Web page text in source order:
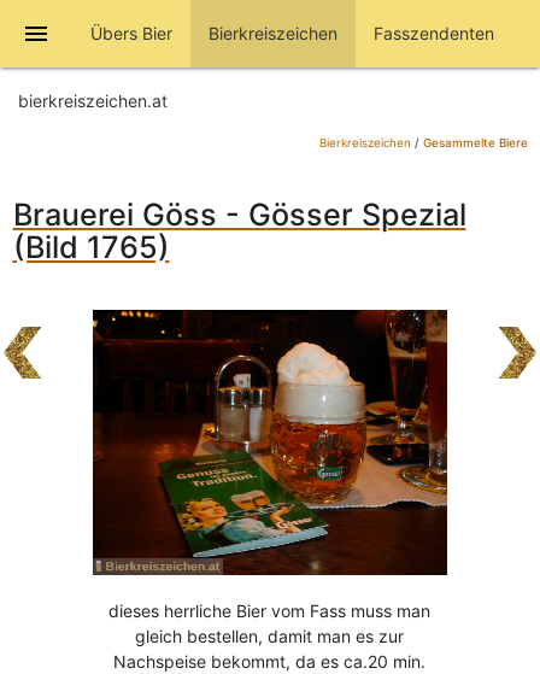
menu Übers Bier Bierkreiszeichen Fasszendenten
bierkreiszeichen.at
Bierkreiszeichen / Gesammelte Biere
Brauerei Göss - Gösser Spezial
(Bild 1765)
dieses herrliche Bier vom Fass muss man
gleich bestellen, damit man es zur
Nachspeise bekommt, da es ca.20 min.